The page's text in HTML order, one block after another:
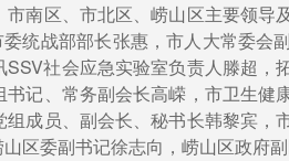
南区、市北区、崂山区主要领导
统战部部长张惠，市人大常委会
社会应急实验室负责人滕超，
记、常务副会长高嵘，市卫生健
成员、副会长、秘书长韩黎宾，
区委副书记徐志向，崂山区政府副